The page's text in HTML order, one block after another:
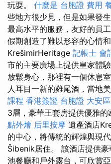
玩耍。 什麼是 台胞證 費用
些地方很少見，但是如果發
最高水平的服務，友好的員
假期創造了難以形容的心情
KrešimirHeritage 記帳士 會
市的主要廣場上提供皇家體驗
放鬆身心，那裡有一個休息
人耳目一新的雞尾酒，當地
課程 香港簽證 台胞證 大安
3層，豪華王套房提供優雅的
點外燴 后里按摩 遺產酒店
的中心，將傳統的輝煌與現
Šibenik居住。 該酒店提供
池餐廳和戶外露台，可欣賞